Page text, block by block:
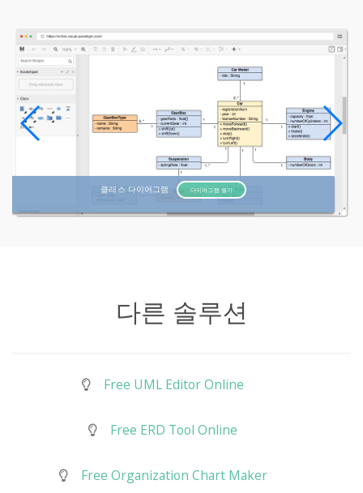
클래스 다이어그램 다이어그램 열기
다른 솔루션
Free UML Editor Online
Free ERD Tool Online
Free Organization Chart Maker